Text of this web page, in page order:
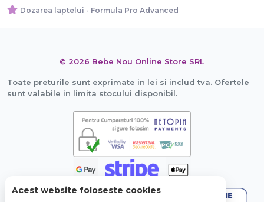
Dozarea laptelui - Formula Pro Advanced
© 2026 Bebe Nou Online Store SRL
Toate preturile sunt exprimate in lei si includ tva. Ofertele
sunt valabile in limita stocului disponibil.
Acest website foloseste cookies